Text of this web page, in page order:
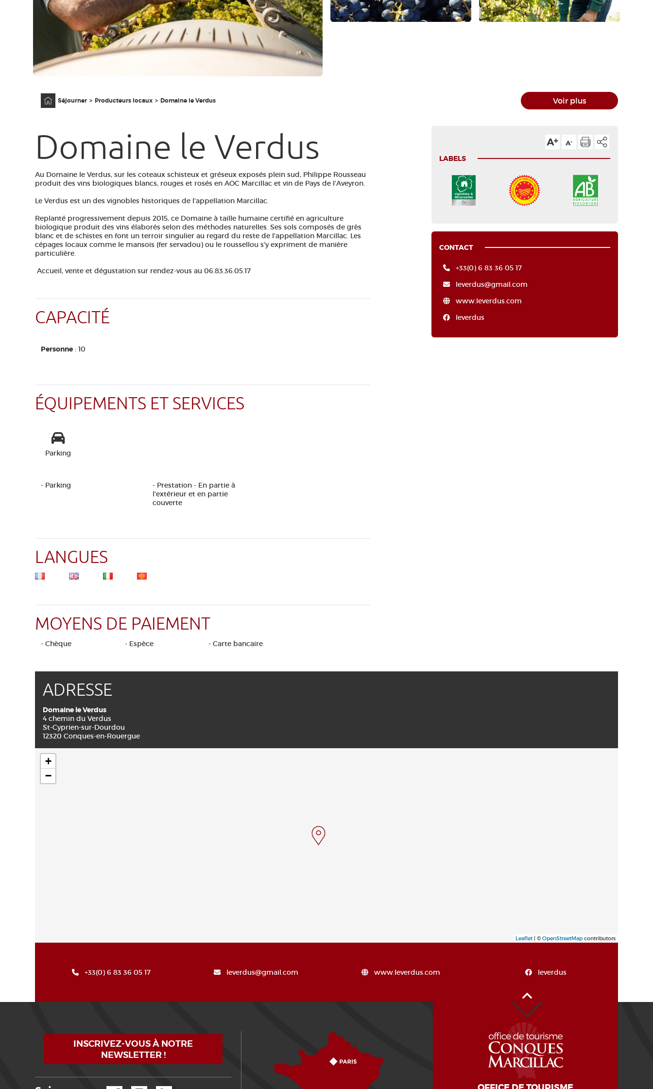
Séjourner Producteurs locaux Domaine le Verdus Voir plus
Domaine le Verdus
Au Domaine le Verdus, sur les coteaux schisteux et gréseux exposés plein sud, Philippe Rousseau
produit des vins biologiques blancs, rouges et rosés en AOC Marcillac et vin de Pays de l'Aveyron.
Le Verdus est un des vignobles historiques de l'appellation Marcillac.
Replanté progressivement depuis 2015, ce Domaine à taille humaine certifié en agriculture
biologique produit des vins élaborés selon des méthodes naturelles. Ses sols composés de grès
blanc et de schistes en font un terroir singulier au regard du reste de l'appellation Marcillac. Les
cépages locaux comme le mansois (fer servadou) ou le roussellou s'y expriment de manière
particulière.
Accueil, vente et dégustation sur rendez-vous au 06.83.36.05.17
CAPACITÉ
Personne : 10
ÉQUIPEMENTS ET SERVICES
Parking
- Parking
- Prestation - En partie à
l'extérieur et en partie
couverte
LANGUES
MOYENS DE PAIEMENT
- Chèque - Espèce - Carte bancaire
LABELS
CONTACT
+33(0) 6 83 36 05 17
leverdus@gmail.com
www.leverdus.com
leverdus
ADRESSE
Domaine le Verdus
4 chemin du Verdus
St-Cyprien-sur-Dourdou
12320 Conques-en-Rouergue
+
−
Leaflet| © OpenStreetMap contributors
+33(0) 6 83 36 05 17 leverdus@gmail.com www.leverdus.com leverdus
INSCRIVEZ-VOUS À NOTRE
NEWSLETTER !